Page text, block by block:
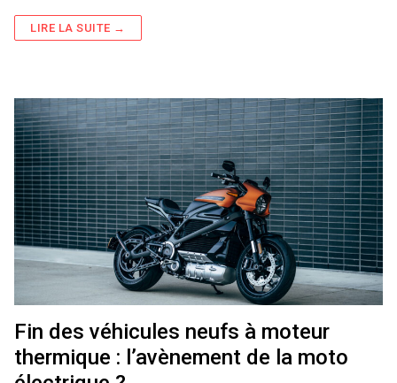
LIRE LA SUITE →
Fin des véhicules neufs à moteur
thermique : l’avènement de la moto